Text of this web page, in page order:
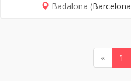
Badalona (Barcelona
« 1